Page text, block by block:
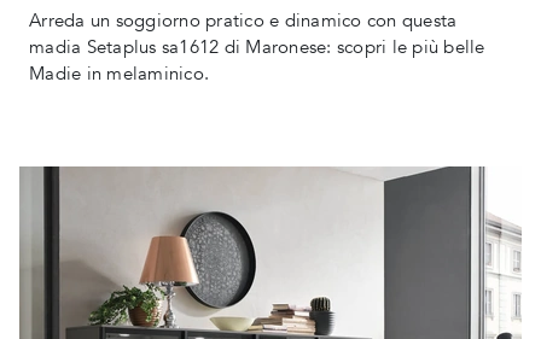
Arreda un soggiorno pratico e dinamico con questa
madia Setaplus sa1612 di Maronese: scopri le più belle
Madie in melaminico.